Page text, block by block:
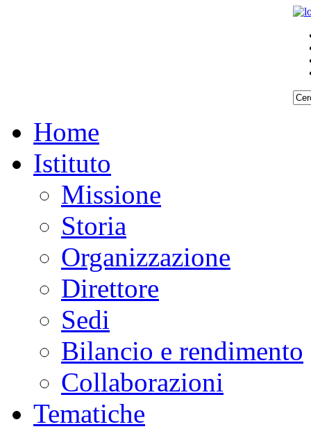
Home
Istituto
Missione
Storia
Organizzazione
Direttore
Sedi
Bilancio e rendimento
Collaborazioni
Tematiche